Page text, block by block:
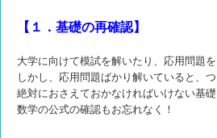
【１．基礎の再確認】
大学に向けて模試を解いたり、応用問題
しかし、応用問題ばかり解いていると、
絶対におさえておかなければいけない基
数学の公式の確認もお忘れなく！